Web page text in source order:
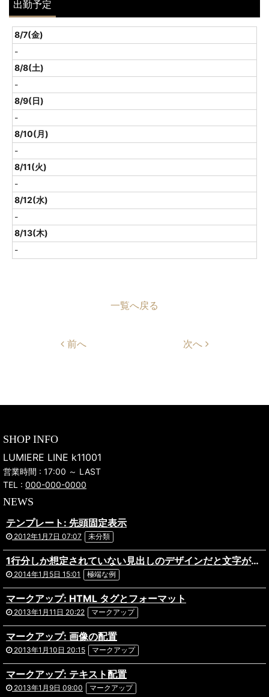
出勤予定
8/7(金)
-
8/8(土)
-
8/9(日)
-
8/10(月)
-
8/11(火)
-
8/12(水)
-
8/13(木)
-
前へ
一覧へ戻る
次へ
SHOP INFO
LUMIERE LINE k11001
営業時間 : 17:00 ～ LAST
TEL : 000-000-0000
NEWS
テンプレート: 先頭固定表示
2012年1月7日 07:07 未分類
1行分しか想定されていない見出しのデザインだと文字がはみ出してしまってあら大変。ものすごく長い日本語のタイトルが付いた記事の表示テストです。複数行になっても問題ないデザインだといいですね。あと前後の記事へのリンクを出力している場合や、パンくずリストを実装している場合なども表示にズレがないか確認しておきましょう。
2014年1月5日 15:01 極端な例
マークアップ: HTML タグとフォーマット
2013年1月11日 20:22 マークアップ
マークアップ: 画像の配置
2013年1月10日 20:15 マークアップ
マークアップ: テキスト配置
2013年1月9日 09:00 マークアップ